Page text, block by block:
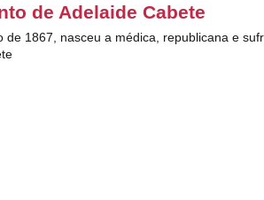
de Adelaide Cabete
de 1867, nasceu a médica, republicana e